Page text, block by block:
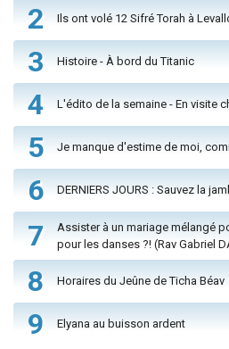
2 Ils ont volé 12 Sifré Torah à
3 Histoire - À bord du Titanic
4 L'édito de la semaine - En visite
5 Je manque d'estime de moi,
6 DERNIERS JOURS : Sauvez la
7
Assister à un mariage mélangé
pour les danses ?! (Rav Gabriel
8 Horaires du Jeûne de Ticha Béav
9 Elyana au buisson ardent